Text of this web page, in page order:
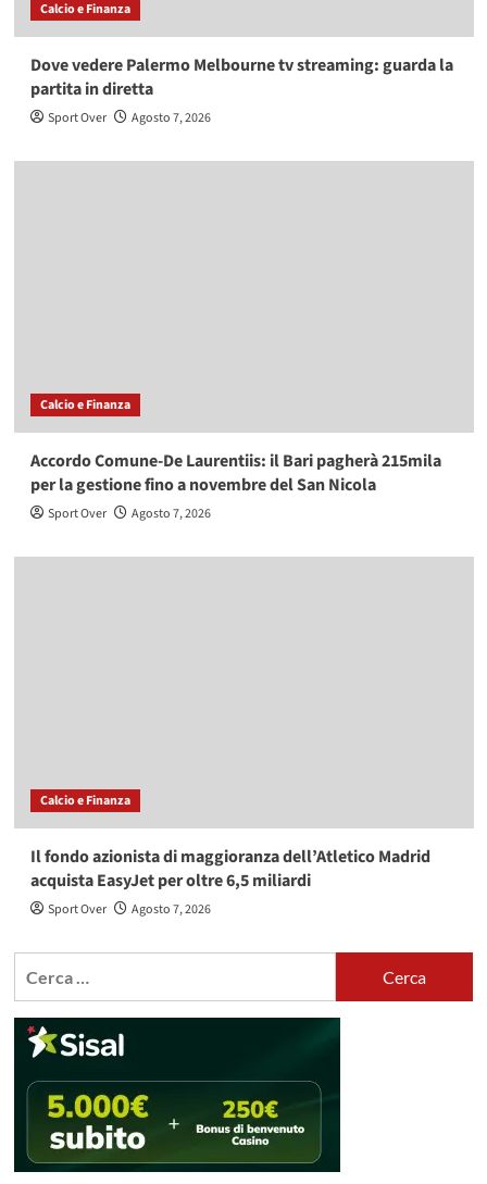
Calcio e Finanza
Dove vedere Palermo Melbourne tv streaming: guarda la
partita in diretta
Sport Over Agosto 7, 2026
Calcio e Finanza
Accordo Comune-De Laurentiis: il Bari pagherà 215mila
per la gestione fino a novembre del San Nicola
Sport Over Agosto 7, 2026
Calcio e Finanza
Il fondo azionista di maggioranza dell’Atletico Madrid
acquista EasyJet per oltre 6,5 miliardi
Sport Over Agosto 7, 2026